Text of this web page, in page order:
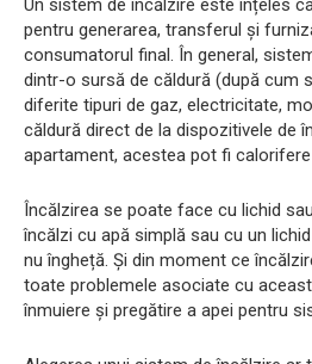
Un sistem de încălzire este înțeles
pentru generarea, transferul și
consumatorul final. În general,
dintr-o sursă de căldură (după cum
diferite tipuri de gaz, electricitate,
căldură direct de la dispozitivele de
apartament, acestea pot fi
Încălzirea se poate face cu lichid
încălzi cu apă simplă sau cu un
nu îngheță. Și din moment ce
toate problemele asociate cu
înmuiere și pregătire a apei pentru